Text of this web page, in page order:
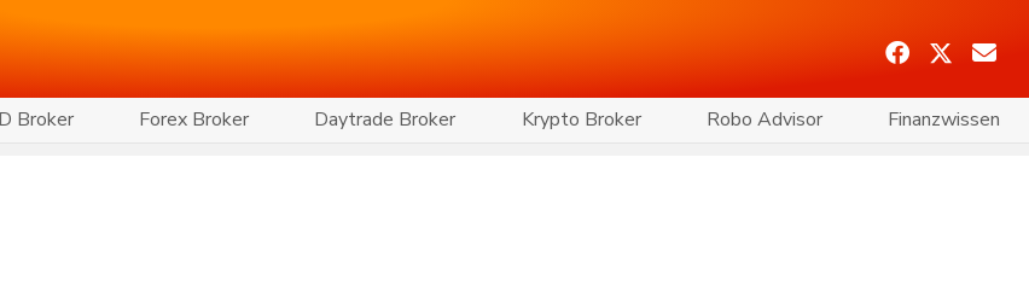
Broker Forex Broker Daytrade Broker Krypto Broker Robo Advisor Finanzwissen